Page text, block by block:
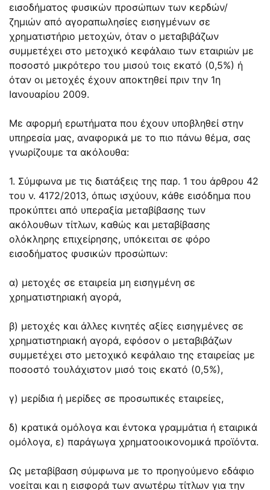
εισοδήματος φυσικών προσώπων των κερδών/
ζημιών από αγοραπωλησίες εισηγμένων σε
χρηματιστήριο μετοχών, όταν ο μεταβιβάζων
συμμετέχει στο μετοχικό κεφάλαιο των εταιριών με
ποσοστό μικρότερο του μισού τοις εκατό (0,5%) ή
όταν οι μετοχές έχουν αποκτηθεί πριν την 1η
Ιανουαρίου 2009.
Με αφορμή ερωτήματα που έχουν υποβληθεί στην
υπηρεσία μας, αναφορικά με το πιο πάνω θέμα, σας
γνωρίζουμε τα ακόλουθα:
1. Σύμφωνα με τις διατάξεις της παρ. 1 του άρθρου 42
του ν. 4172/2013, όπως ισχύουν, κάθε εισόδημα που
προκύπτει από υπεραξία μεταβίβασης των
ακόλουθων τίτλων, καθώς και μεταβίβασης
ολόκληρης επιχείρησης, υπόκειται σε φόρο
εισοδήματος φυσικών προσώπων:
α) μετοχές σε εταιρεία μη εισηγμένη σε
χρηματιστηριακή αγορά,
β) μετοχές και άλλες κινητές αξίες εισηγμένες σε
χρηματιστηριακή αγορά, εφόσον ο μεταβιβάζων
συμμετέχει στο μετοχικό κεφάλαιο της εταιρείας με
ποσοστό τουλάχιστον μισό τοις εκατό (0,5%),
γ) μερίδια ή μερίδες σε προσωπικές εταιρείες,
δ) κρατικά ομόλογα και έντοκα γραμμάτια ή εταιρικά
ομόλογα, ε) παράγωγα χρηματοοικονομικά προϊόντα.
Ως μεταβίβαση σύμφωνα με το προηγούμενο εδάφιο
νοείται και η εισφορά των ανωτέρω τίτλων για την